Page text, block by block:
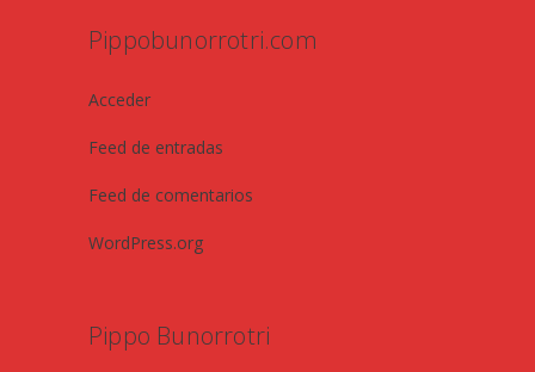
Pippobunorrotri.com
Acceder
Feed de entradas
Feed de comentarios
WordPress.org
Pippo Bunorrotri